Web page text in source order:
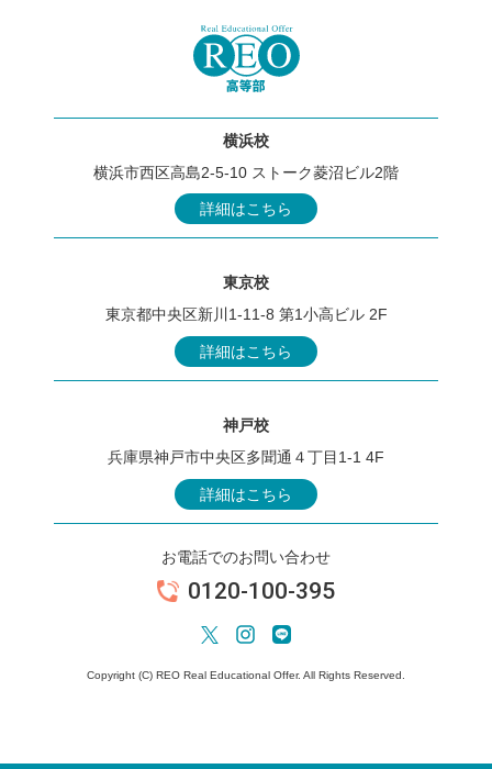
横浜校
横浜市西区高島2-5-10 ストーク菱沼ビル2階
詳細はこちら
東京校
東京都中央区新川1-11-8 第1小高ビル 2F
詳細はこちら
神戸校
兵庫県神戸市中央区多聞通４丁目1-1 4F
詳細はこちら
お電話でのお問い合わせ
0120-100-395
Copyright (C) REO Real Educational Offer. All Rights Reserved.